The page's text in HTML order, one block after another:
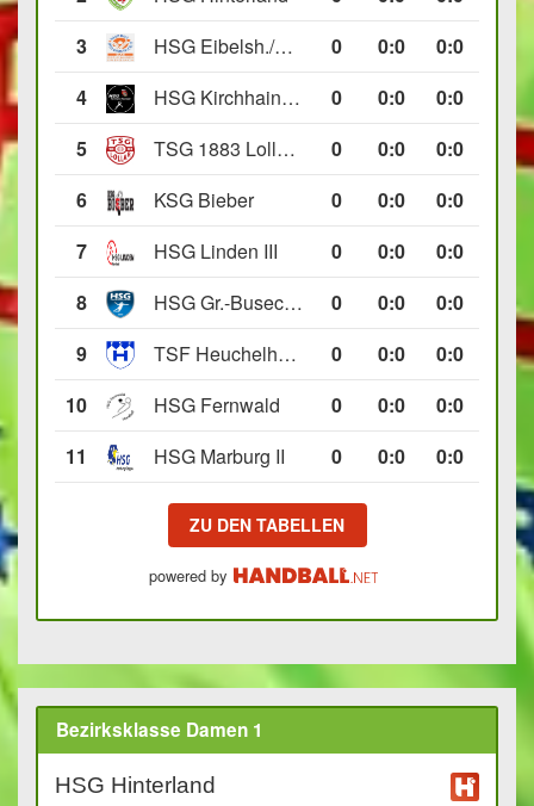
3
HSG Eibelsh./Ewersb. II 0 0:0
0:0
4
HSG Kirchhain/Neustadt II 0 0:0
0:0
5
TSG 1883 Lollar II 0 0:0
0:0
6
KSG Bieber 0 0:0
0:0
7
HSG Linden III 0 0:0
0:0
8
HSG Gr.-Buseck/Beuern II 0 0:0
0:0
9
TSF Heuchelheim II 0 0:0
0:0
10
HSG Fernwald 0 0:0
0:0
11
HSG Marburg II 0 0:0 0:0
ZU DEN TABELLEN
powered by
Bezirksklasse Damen 1
HSG Hinterland